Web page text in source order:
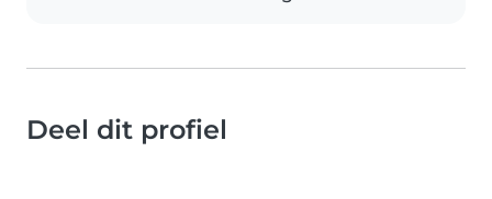
Deel dit profiel